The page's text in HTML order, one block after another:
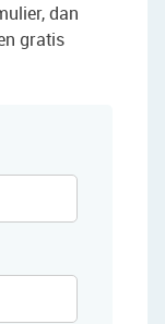
dan
gratis